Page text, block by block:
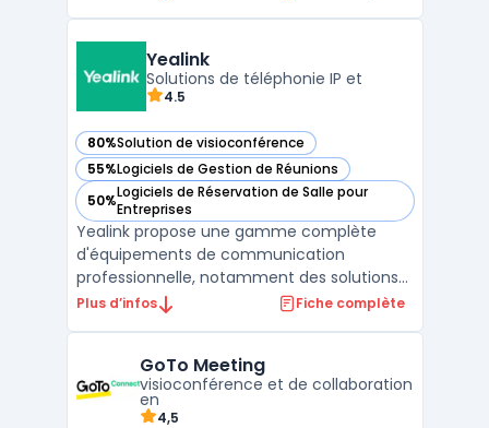
les modèles de page d'inscription, de
courriel et de remerciement en fo ...
Yealink
Solutions de téléphonie IP et
4.5
80%Solution de visioconférence
— voir Yealink dans cette catégorie
55%Logiciels de Gestion de Réunions
— voir Yealink dans cette catégorie
50%Logiciels de Réservation de Salle pour
Entreprises
— voir Yealink dans cette catégorie
Yealink propose une gamme complète
d'équipements de communication
professionnelle, notamment des solutions
de téléphonie IP et de visioconférence
appareils VoIP de haute qualité, conçus
pour offrir une connectivité fluide ...
Plus d’infos Fiche complète
GoTo Meeting
visioconférence et de collaboration
en
4,5